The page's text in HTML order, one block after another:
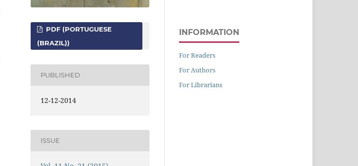
PDF (PORTUGUESE
(BRAZIL))
PUBLISHED
12-12-2014
ISSUE
INFORMATION
For Readers
For Authors
For Librarians